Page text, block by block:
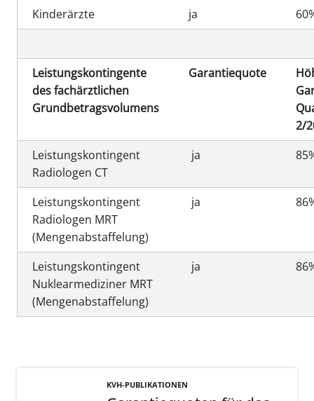
Kinderärzte
ja
Leistungskontingente
des fachärztlichen
Grundbetragsvolumens
Garantiequote
2/
Leistungskontingent
Radiologen CT
ja
Leistungskontingent
Radiologen MRT
(Mengenabstaffelung)
ja
Leistungskontingent
Nuklearmediziner MRT
(Mengenabstaffelung)
ja
KVH-PUBLIKATIONEN